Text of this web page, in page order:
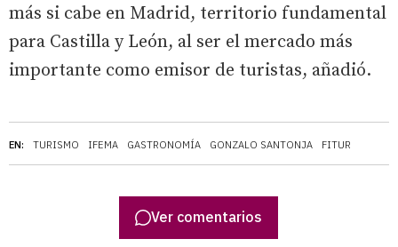
EN: TURISMO IFEMA GASTRONOMÍA GONZALO SANTONJA FITUR
más si cabe en Madrid, territorio fundamental
para Castilla y León, al ser el mercado más
importante como emisor de turistas, añadió.
Ver comentarios